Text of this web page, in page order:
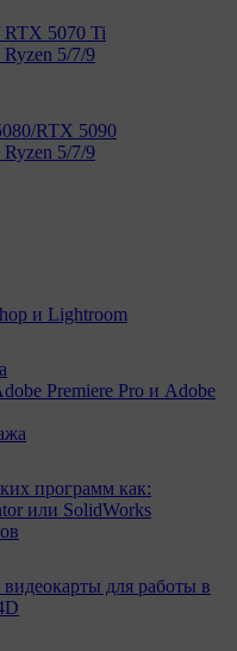
5070 Ti
5/7/9
RTX 5090
5/7/9
и Lightroom
Premiere Pro и Adobe
программ как:
или SolidWorks
для работы в